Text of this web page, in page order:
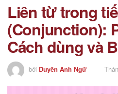
Liên từ trong
(Conjunction):
Cách dùng và
bởi Duyên Anh Ngữ